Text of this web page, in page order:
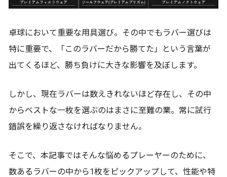
卓球において重要な用具選び。その中でもラバー選びは
特に重要で、「このラバーだから勝てた」という言葉が
出てくるほど、勝ち負けに大きな影響を及ぼします。
しかし、現在ラバーは数えきれないほど存在し、その中
からベストな一枚を選ぶのはまさに至難の業。常に試行
錯誤を繰り返さなければなりません。
そこで、本記事ではそんな悩めるプレーヤーのために、
数あるラバーの中から1枚をピックアップして、性能や特